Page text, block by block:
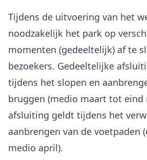
Tijdens de uitvoering van het
noodzakelijk het park op
momenten (gedeeltelijk) af te
bezoekers. Gedeeltelijke
tijdens het slopen en
bruggen (medio maart tot eind
afsluiting geldt tijdens het
aanbrengen van de voetpaden
medio april).